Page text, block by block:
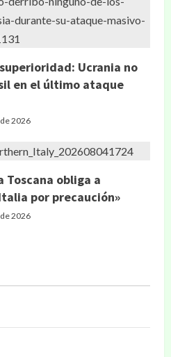
Ucrania no
en el último ataque
2026
Toscana obliga a
por precaución»
2026